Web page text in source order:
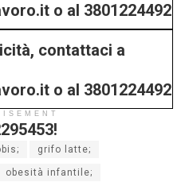
o al 3801224492
contattaci a
o al 3801224492
grifo latte;
obesità infantile;